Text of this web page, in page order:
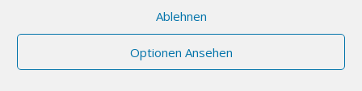
Ablehnen
Optionen Ansehen